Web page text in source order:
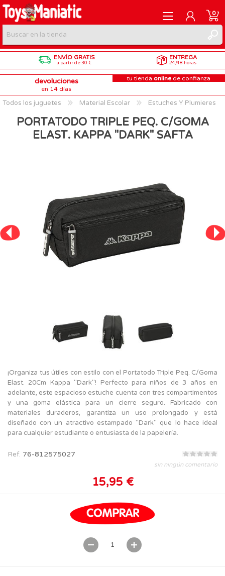
REGISTRARME
INICIAR SESIÓN
0
ENVÍO GRATIS
a partir de 30 €
ENTREGA
24/48 horas
devoluciones
en 14 días
tu tienda online de confianza
Todos los juguetes Material Escolar Estuches Y Plumieres
PORTATODO TRIPLE PEQ. C/GOMA
ELAST. KAPPA "DARK" SAFTA
¡Organiza tus útiles con estilo con el Portatodo Triple Peq. C/Goma
Elast. 20Cm Kappa "Dark"! Perfecto para niños de 3 años en
adelante, este espacioso estuche cuenta con tres compartimentos
y una goma elástica para un cierre seguro. Fabricado con
materiales duraderos, garantiza un uso prolongado y está
diseñado con un atractivo estampado "Dark" que lo hace ideal
para cualquier estudiante o entusiasta de la papelería.
Ref. 76-812575027
sin ningún comentario
15,95 €